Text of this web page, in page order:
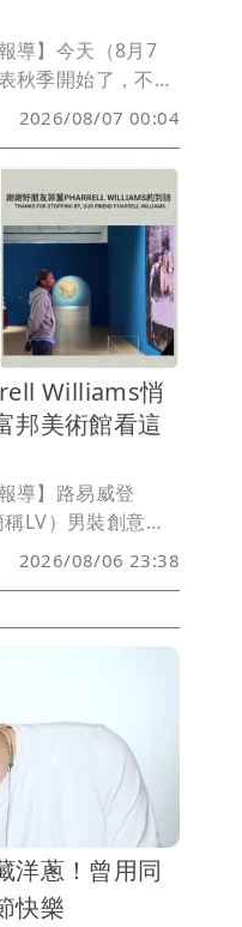
狂吸370億盪上全球年
蜘蛛人：重生日》如
導】今天（8月7
秋季開始了，不
熱，常有「秋老
才會漸漸轉涼，而
秋風帶來豐收氣
時節，套用在錢包
氣轉換，有些人的
敏銳，迎來一波爆
師揭露以下5個生
刻把存款數字往上
2026/08/07 00:04
Williams悄
美術館看這
導】路易威登
LV）男裝創意總
悄悄現蹤台
限時動態，分享了
時尚迷又驚又喜。
2026/08/06 23:38
洋蔥！曾用同
快樂